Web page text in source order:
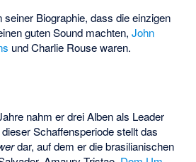
seiner Biographie, dass die einzigen
guten Sound machten,John
und Charlie Rouse waren.
nahm er drei Alben als Leader
Schaffensperiode stellt das
dar, auf dem er die brasilianischen